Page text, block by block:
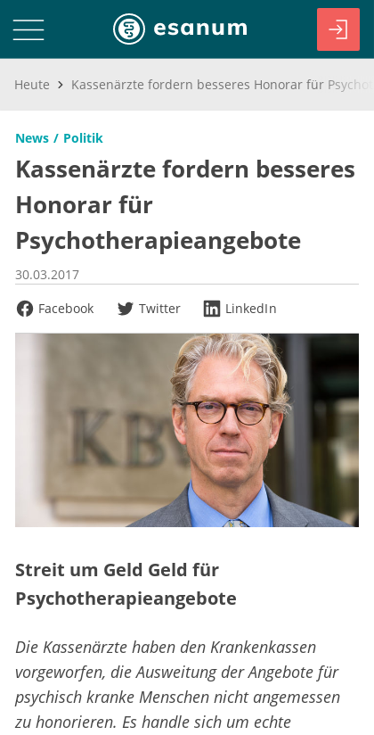
Heute
News Politik
Kassenärzte fordern besseres
Honorar für
Psychotherapieangebote
30.03.2017
Facebook
Twitter LinkedIn
Streit um Geld Geld für
Psychotherapieangebote
Die Kassenärzte haben den Krankenkassen
vorgeworfen, die Ausweitung der Angebote für
psychisch kranke Menschen nicht angemessen
zu honorieren. Es handle sich um echte